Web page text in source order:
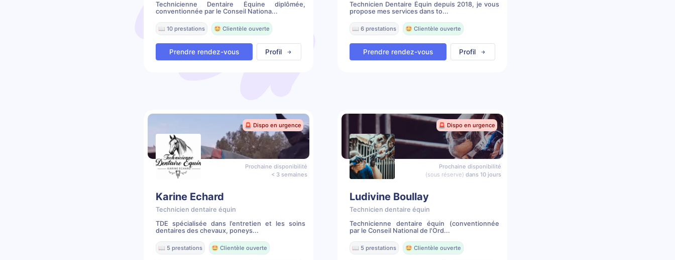
Technicienne Dentaire Équine diplômée,
conventionnée par le Conseil Nationa...
📖 10 prestations 🤩 Clientèle ouverte
Prendre rendez-vous Profil
Technicien Dentaire Équin depuis 2018, je vous
propose mes services dans to...
📖 6 prestations 🤩 Clientèle ouverte
Prendre rendez-vous Profil
🚨 Dispo en urgence
Prochaine disponibilité
< 3 semaines
Karine Echard
Technicien dentaire équin
TDE spécialisée dans l’entretien et les soins
dentaires des chevaux, poneys...
📖 5 prestations 🤩 Clientèle ouverte
🚨 Dispo en urgence
Prochaine disponibilité
(sous réserve) dans 10 jours
Ludivine Boullay
Technicien dentaire équin
Technicienne dentaire équin (conventionnée
par le Conseil National de l'Ord...
📖 5 prestations 🤩 Clientèle ouverte